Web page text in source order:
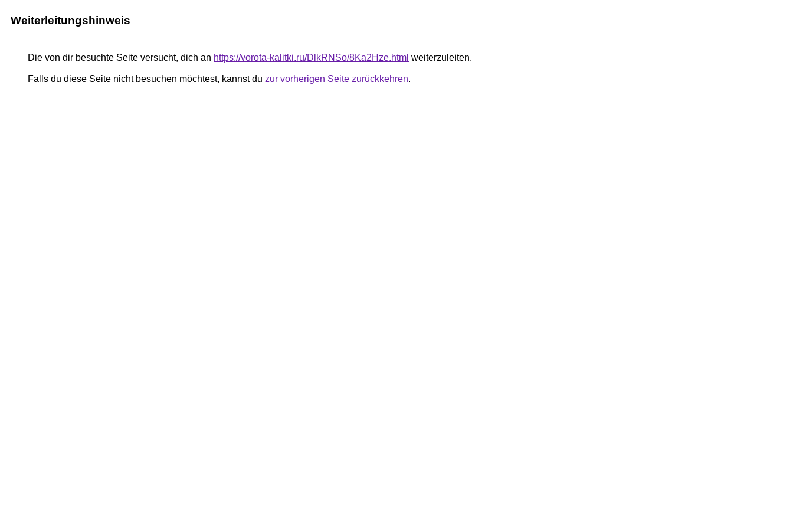
Weiterleitungshinweis
Die von dir besuchte Seite versucht, dich an https://vorota-kalitki.ru/DlkRNSo/8Ka2Hze.html weiterzuleiten.
Falls du diese Seite nicht besuchen möchtest, kannst du zur vorherigen Seite zurückkehren.